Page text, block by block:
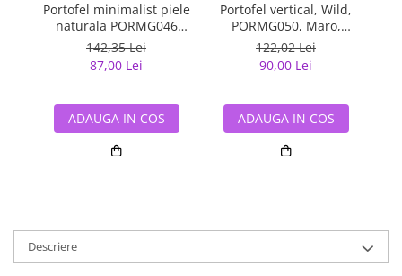
Portofel minimalist piele
naturala PORMG046
Maron, cu portcard
detasabil
142,35 Lei
87,00 Lei
ADAUGA IN COS
Portofel vertical, Wild,
PORMG050, Maro,
minimalist, din piele
naturala
122,02 Lei
90,00 Lei
ADAUGA IN COS
Descriere